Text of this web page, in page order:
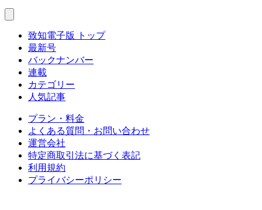
致知電子版 トップ
最新号
バックナンバー
連載
カテゴリー
人気記事
プラン・料金
よくある質問・お問い合わせ
運営会社
特定商取引法に基づく表記
利用規約
プライバシーポリシー